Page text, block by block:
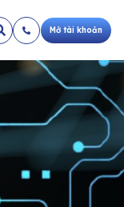
Mở tài khoản